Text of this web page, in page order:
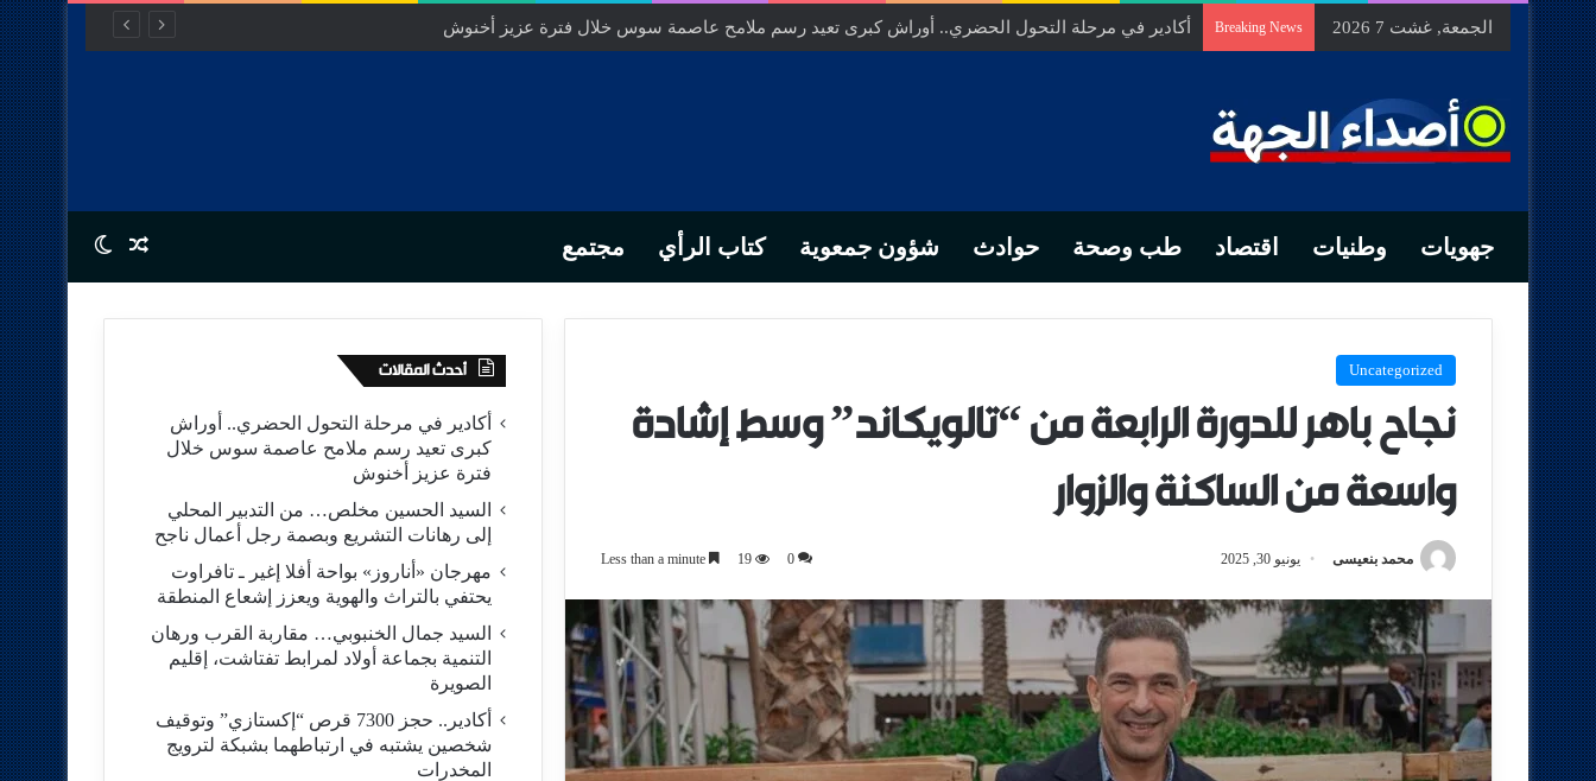
الجمعة, غشت 7 2026 Breaking News السيد الحسين مخلص… من التدبير المحلي إلى رهانات التشريع وبصمة رجل أعمال ناجح
جهويات وطنيات اقتصاد طب وصحة حوادث شؤون جمعوية كتاب الرأي مجتمع Random Article
Switch skin
Uncategorized
نجاح باهر للدورة الرابعة من “تالويكاند” وسط إشادة
واسعة من الساكنة والزوار
محمد بنعيسى يونيو 30, 2025 0
19
أحدث المقالات
أكادير في مرحلة التحول الحضري.. أوراش
كبرى تعيد رسم ملامح عاصمة سوس خلال
فترة عزيز أخنوش
السيد الحسين مخلص… من التدبير المحلي
إلى رهانات التشريع وبصمة رجل أعمال ناجح
مهرجان «أناروز» بواحة أفلا إغير ـ تافراوت
يحتفي بالتراث والهوية ويعزز إشعاع المنطقة
السيد جمال الخنبوبي… مقاربة القرب ورهان
التنمية بجماعة أولاد لمرابط تفتاشت، إقليم
الصويرة
أكادير.. حجز 7300 قرص “إكستازي” وتوقيف
شخصين يشتبه في ارتباطهما بشبكة لترويج
المخدرات